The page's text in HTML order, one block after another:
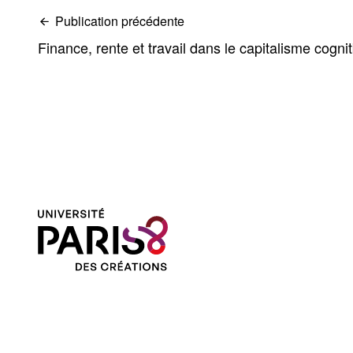
Publication précédente
Finance, rente et travail dans le capitalisme